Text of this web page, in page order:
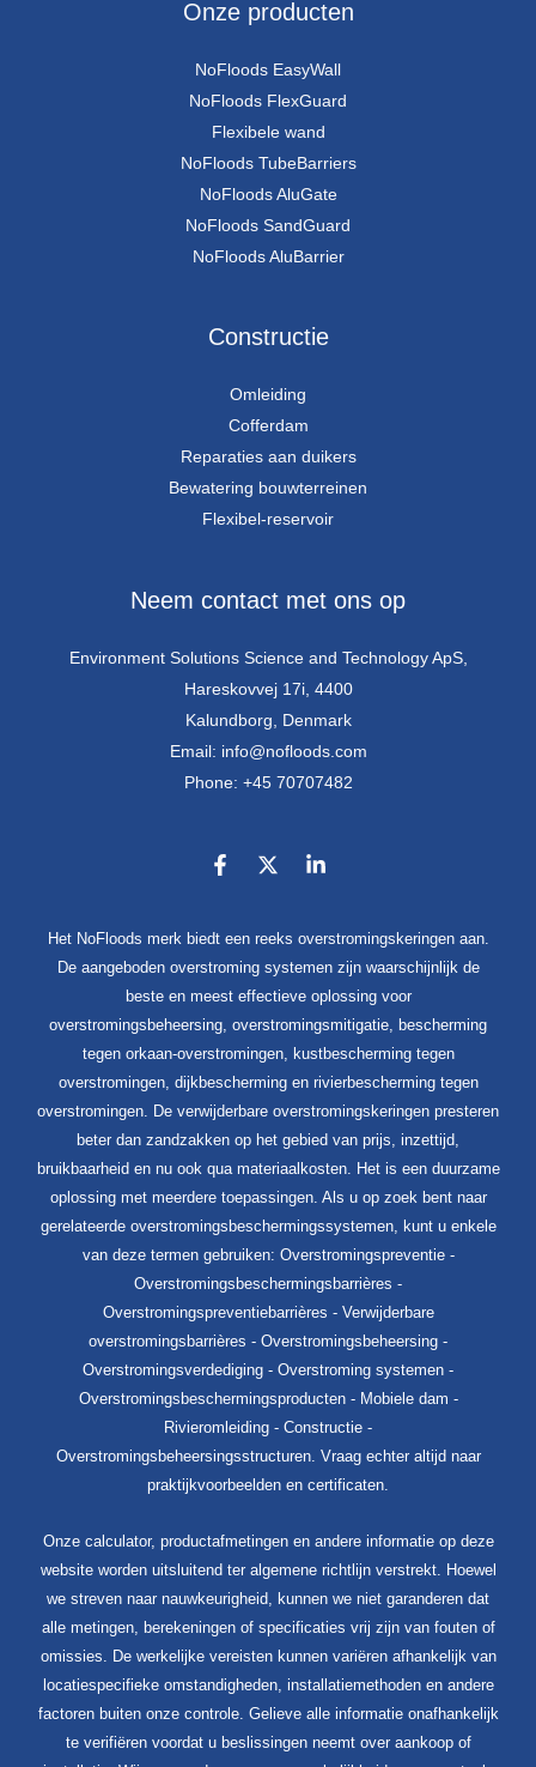
Onze producten
NoFloods EasyWall
NoFloods FlexGuard
Flexibele wand
NoFloods TubeBarriers
NoFloods AluGate
NoFloods SandGuard
NoFloods AluBarrier
Constructie
Omleiding
Cofferdam
Reparaties aan duikers
Bewatering bouwterreinen
Flexibel-reservoir
Neem contact met ons op
Environment Solutions Science and Technology ApS,
Hareskovvej 17i, 4400
Kalundborg, Denmark
Email: info@nofloods.com
Phone: +45 70707482
Het NoFloods merk biedt een reeks overstromingskeringen aan.
De aangeboden overstroming systemen zijn waarschijnlijk de
beste en meest effectieve oplossing voor
overstromingsbeheersing, overstromingsmitigatie, bescherming
tegen orkaan-overstromingen, kustbescherming tegen
overstromingen, dijkbescherming en rivierbescherming tegen
overstromingen. De verwijderbare overstromingskeringen presteren
beter dan zandzakken op het gebied van prijs, inzettijd,
bruikbaarheid en nu ook qua materiaalkosten. Het is een duurzame
oplossing met meerdere toepassingen. Als u op zoek bent naar
gerelateerde overstromingsbeschermingssystemen, kunt u enkele
van deze termen gebruiken: Overstromingspreventie -
Overstromingsbeschermingsbarrières -
Overstromingspreventiebarrières - Verwijderbare
overstromingsbarrières - Overstromingsbeheersing -
Overstromingsverdediging - Overstroming systemen -
Overstromingsbeschermingsproducten - Mobiele dam -
Rivieromleiding - Constructie -
Overstromingsbeheersingsstructuren. Vraag echter altijd naar
praktijkvoorbeelden en certificaten.
Onze calculator, productafmetingen en andere informatie op deze
website worden uitsluitend ter algemene richtlijn verstrekt. Hoewel
we streven naar nauwkeurigheid, kunnen we niet garanderen dat
alle metingen, berekeningen of specificaties vrij zijn van fouten of
omissies. De werkelijke vereisten kunnen variëren afhankelijk van
locatiespecifieke omstandigheden, installatiemethoden en andere
factoren buiten onze controle. Gelieve alle informatie onafhankelijk
te verifiëren voordat u beslissingen neemt over aankoop of